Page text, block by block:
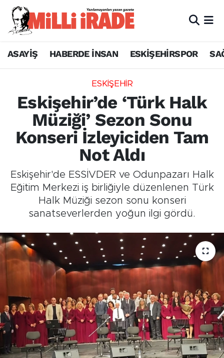
ASAYİŞ HABERDE İNSAN ESKİŞEHİRSPOR
ESKİŞEHİR
Eskişehir’de ‘Türk Halk
Müziği’ Sezon Sonu
Konseri İzleyiciden Tam
Not Aldı
Eskişehir'de ESSİVDER ve Odunpazarı Halk
Eğitim Merkezi iş birliğiyle düzenlenen Türk
Halk Müziği sezon sonu konseri
sanatseverlerden yoğun ilgi gördü.